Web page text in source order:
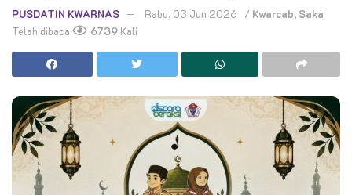
PUSDATIN KWARNAS Rabu, 03 Jun 2026 / Kwarcab, Saka
Telah dibaca
6739 Kali